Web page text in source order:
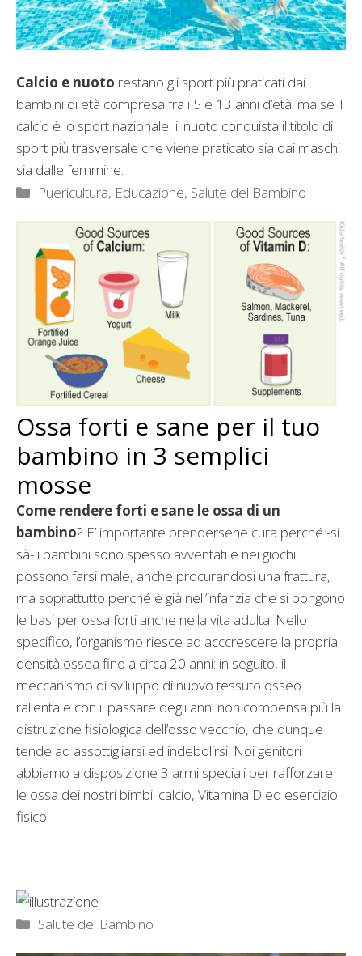
Calcio e nuoto restano gli sport più praticati dai
bambini di età compresa fra i 5 e 13 anni d’età: ma se il
calcio è lo sport nazionale, il nuoto conquista il titolo di
sport più trasversale che viene praticato sia dai maschi
sia dalle femmine.
Categorie
Puericultura, Educazione, Salute del Bambino
Ossa forti e sane per il tuo
bambino in 3 semplici
mosse
Come rendere forti e sane le ossa di un
bambino? E’ importante prendersene cura perché -si
sà- i bambini sono spesso avventati e nei giochi
possono farsi male, anche procurandosi una frattura,
ma soprattutto perché è già nell’infanzia che si pongono
le basi per ossa forti anche nella vita adulta. Nello
specifico, l’organismo riesce ad acccrescere la propria
densità ossea fino a circa 20 anni: in seguito, il
meccanismo di sviluppo di nuovo tessuto osseo
rallenta e con il passare degli anni non compensa più la
distruzione fisiologica dell’osso vecchio, che dunque
tende ad assottigliarsi ed indebolirsi. Noi genitori
abbiamo a disposizione 3 armi speciali per rafforzare
le ossa dei nostri bimbi: calcio, Vitamina D ed esercizio
fisico.
Categorie
Salute del Bambino